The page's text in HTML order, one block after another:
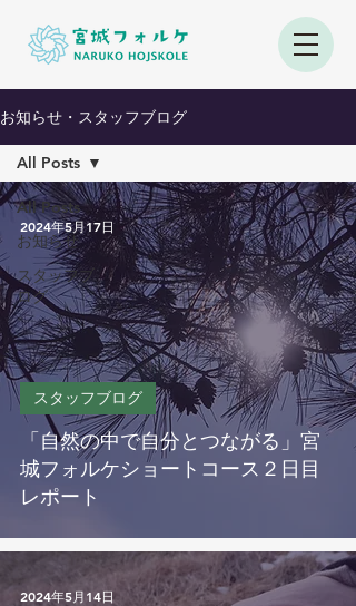
お知らせ・スタッフブログ
All Posts
お知らせ
スタッフブ
ログ
All Posts
「自然の中で自分とつながる」宮
城フォルケショートコース２日目
レポート
スタッフブログ
2024年5月17日
2024年5月14日